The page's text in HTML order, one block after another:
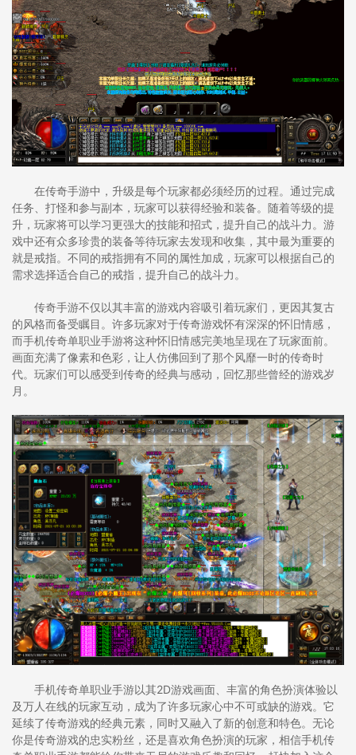
在传奇手游中，升级是每个玩家都必须经历的过程。通过完成
任务、打怪和参与副本，玩家可以获得经验和装备。随着等级的提
升，玩家将可以学习更强大的技能和招式，提升自己的战斗力。游
戏中还有众多珍贵的装备等待玩家去发现和收集，其中最为重要的
就是戒指。不同的戒指拥有不同的属性加成，玩家可以根据自己的
需求选择适合自己的戒指，提升自己的战斗力。
传奇手游不仅以其丰富的游戏内容吸引着玩家们，更因其复古
的风格而备受瞩目。许多玩家对于传奇游戏怀有深深的怀旧情感，
而手机传奇单职业手游将这种怀旧情感完美地呈现在了玩家面前。
画面充满了像素和色彩，让人仿佛回到了那个风靡一时的传奇时
代。玩家们可以感受到传奇的经典与感动，回忆那些曾经的游戏岁
月。
手机传奇单职业手游以其2D游戏画面、丰富的角色扮演体验以
及万人在线的玩家互动，成为了许多玩家心中不可或缺的游戏。它
延续了传奇游戏的经典元素，同时又融入了新的创意和特色。无论
你是传奇游戏的忠实粉丝，还是喜欢角色扮演的玩家，相信手机传